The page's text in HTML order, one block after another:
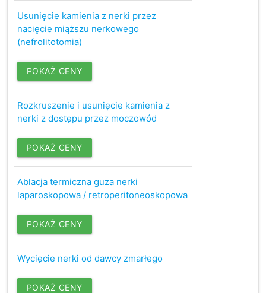
Usunięcie kamienia z nerki przez
nacięcie miąższu nerkowego
(nefrolitotomia)
POKAŻ CENY
Rozkruszenie i usunięcie kamienia z
nerki z dostępu przez moczowód
POKAŻ CENY
Ablacja termiczna guza nerki
laparoskopowa / retroperitoneoskopowa
POKAŻ CENY
Wycięcie nerki od dawcy zmarłego
POKAŻ CENY